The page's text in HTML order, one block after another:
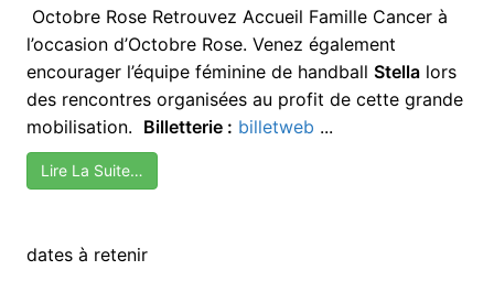
Octobre Rose Retrouvez Accueil Famille Cancer à
l’occasion d’Octobre Rose. Venez également
encourager l’équipe féminine de handball Stellalors
des rencontres organisées au profit de cette grande
mobilisation. Billetterie : billetweb ...
Lire La Suite…
dates à retenir